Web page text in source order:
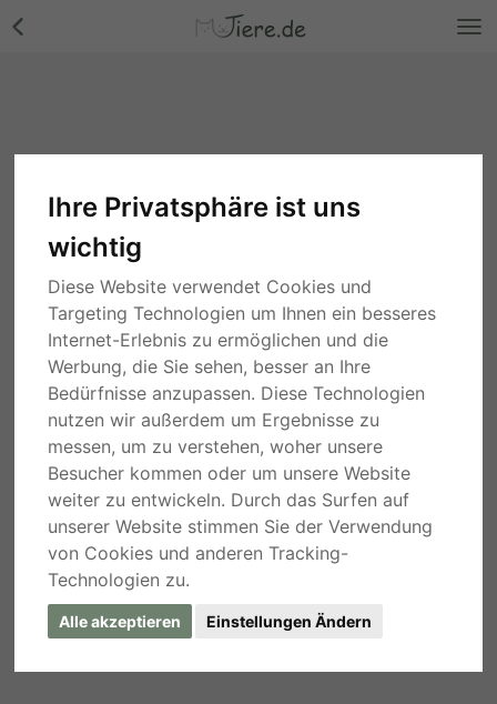
Ihre Privatsphäre ist uns
wichtig
Diese Website verwendet Cookies und
Targeting Technologien um Ihnen ein besseres
Internet-Erlebnis zu ermöglichen und die
Werbung, die Sie sehen, besser an Ihre
Bedürfnisse anzupassen. Diese Technologien
nutzen wir außerdem um Ergebnisse zu
messen, um zu verstehen, woher unsere
Besucher kommen oder um unsere Website
weiter zu entwickeln. Durch das Surfen auf
unserer Website stimmen Sie der Verwendung
von Cookies und anderen Tracking-
Technologien zu.
Alle akzeptieren Einstellungen Ändern